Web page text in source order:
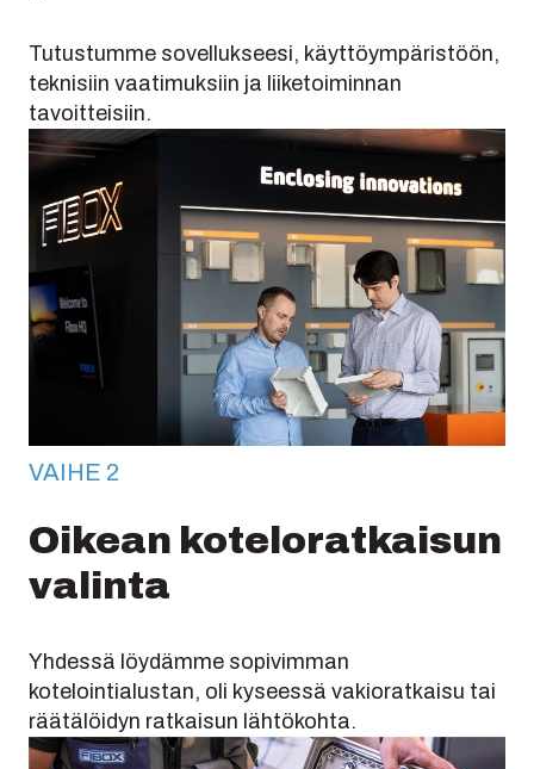
Tutustumme sovellukseesi, käyttöympäristöön,
teknisiin vaatimuksiin ja liiketoiminnan
tavoitteisiin.
VAIHE 2
Oikean koteloratkaisun
valinta
Yhdessä löydämme sopivimman
kotelointialustan, oli kyseessä vakioratkaisu tai
räätälöidyn ratkaisun lähtökohta.